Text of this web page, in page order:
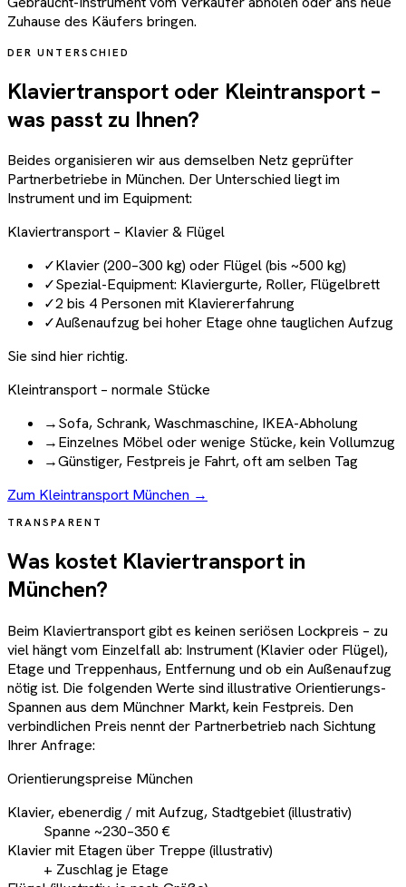
Zuhause des Käufers bringen.
DER UNTERSCHIED
Klaviertransport oder Kleintransport –
was passt zu Ihnen?
Beides organisieren wir aus demselben Netz geprüfter
Partnerbetriebe in München. Der Unterschied liegt im
Instrument und im Equipment:
Klaviertransport – Klavier & Flügel
✓Klavier (200–300 kg) oder Flügel (bis ~500 kg)
✓Spezial-Equipment: Klaviergurte, Roller, Flügelbrett
✓2 bis 4 Personen mit Klaviererfahrung
✓Außenaufzug bei hoher Etage ohne tauglichen Aufzug
Sie sind hier richtig.
Kleintransport – normale Stücke
→Sofa, Schrank, Waschmaschine, IKEA-Abholung
→Einzelnes Möbel oder wenige Stücke, kein Vollumzug
→Günstiger, Festpreis je Fahrt, oft am selben Tag
Zum Kleintransport München →
TRANSPARENT
Was kostet Klaviertransport in
München?
Beim Klaviertransport gibt es keinen seriösen Lockpreis – zu
viel hängt vom Einzelfall ab: Instrument (Klavier oder Flügel),
Etage und Treppenhaus, Entfernung und ob ein Außenaufzug
nötig ist. Die folgenden Werte sind illustrative Orientierungs-
Spannen aus dem Münchner Markt, kein Festpreis. Den
verbindlichen Preis nennt der Partnerbetrieb nach Sichtung
Ihrer Anfrage:
Orientierungspreise München
Klavier, ebenerdig / mit Aufzug, Stadtgebiet (illustrativ)
Spanne ~230–350 €
Klavier mit Etagen über Treppe (illustrativ)
+ Zuschlag je Etage